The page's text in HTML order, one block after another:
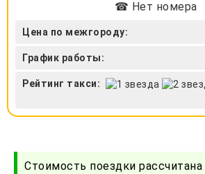
☎ Нет номера
Цена по межгороду:
График работы:
Рейтинг такси:
Стоимость поездки рассчитана